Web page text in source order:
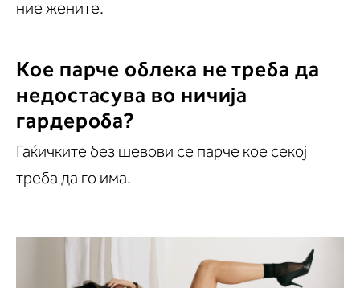
ние жените.
Кое парче облека не треба да
недостасува во ничија
гардероба?
Гаќичките без шевови се парче кое секој
треба да го има.